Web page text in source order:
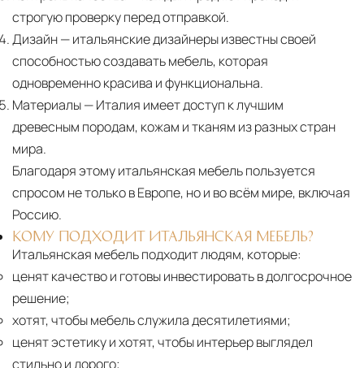
строгую проверку перед отправкой.
Дизайн— итальянские дизайнеры известны своей
способностью создавать мебель, которая
одновременно красива и функциональна.
Материалы— Италия имеет доступ к лучшим
древесным породам, кожам и тканям из разных стран
мира.
Благодаря этому итальянская мебель пользуется
спросом не только в Европе, но и во всём мире, включая
Россию.
КОМУ ПОДХОДИТ ИТАЛЬЯНСКАЯ МЕБЕЛЬ?
Итальянская мебель подходит людям, которые:
ценят качество и готовы инвестировать в долгосрочное
решение;
хотят, чтобы мебель служила десятилетиями;
ценят эстетику и хотят, чтобы интерьер выглядел
стильно и дорого;